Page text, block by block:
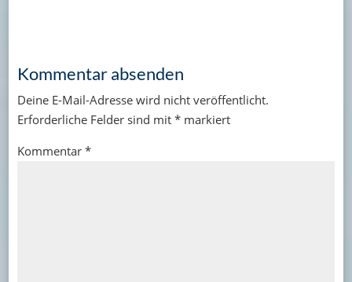
Kommentar absenden
Deine E-Mail-Adresse wird nicht veröffentlicht.
Erforderliche Felder sind mit *markiert
Kommentar *